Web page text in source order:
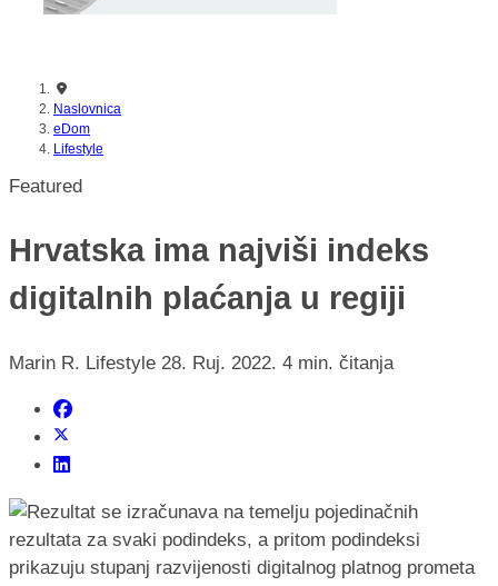
Naslovnica
eDom
Lifestyle
Featured
Hrvatska ima najviši indeks
digitalnih plaćanja u regiji
Marin R. Lifestyle 28. Ruj. 2022. 4 min. čitanja